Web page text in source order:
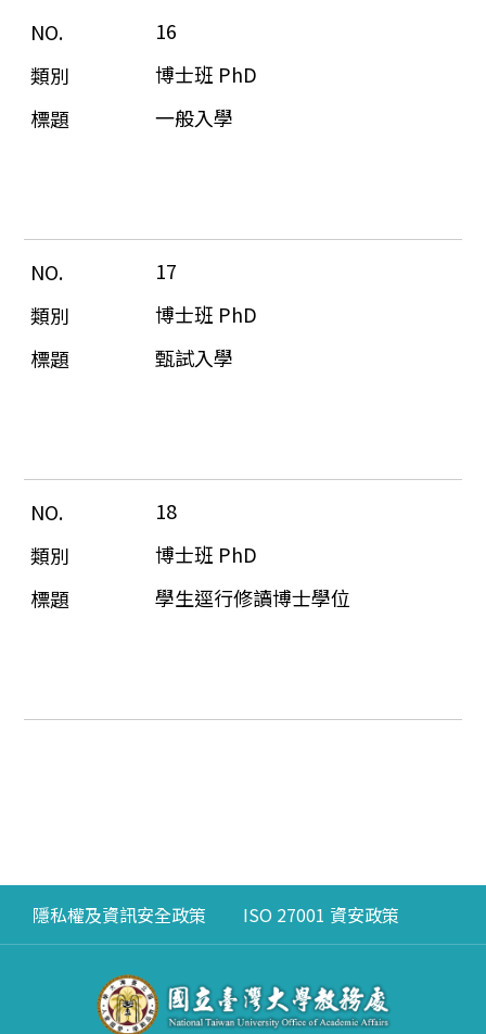
16
博士班 PhD
一般入學
17
博士班 PhD
甄試入學
18
博士班 PhD
學生逕行修讀博士學位
隱私權及資訊安全政策 ISO 27001 資安政策